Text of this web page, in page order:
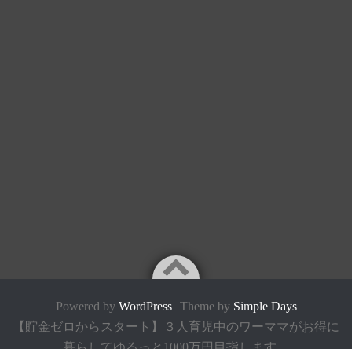
Powered by WordPress Theme by Simple Days
【貯金ゼロからスタート】３人育児中のワーママがお得に